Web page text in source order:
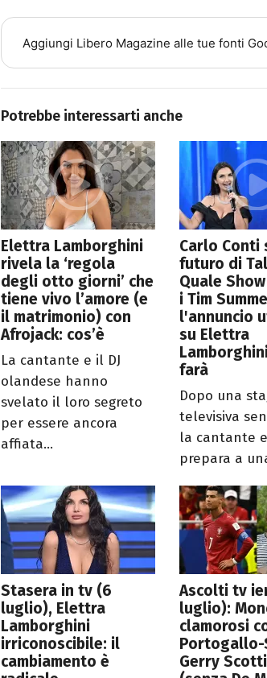
Aggiungi Libero Magazine alle tue fonti
Potrebbe interessarti anche
Elettra Lamborghini
rivela la ‘regola
degli otto giorni’ che
tiene vivo l’amore (e
il matrimonio) con
Afrojack: cos’è
La cantante e il DJ
olandese hanno
svelato il loro segreto
per essere ancora
affiata...
Carlo Conti
futuro di
Quale
i Tim
l'annuncio
su Elettra
farà
Dopo una
televisiva
la cantante
prepara a
Stasera in tv (6
luglio), Elettra
Lamborghini
irriconoscibile: il
cambiamento è
Ascolti tv
luglio):
clamorosi
Portogallo-
Gerry